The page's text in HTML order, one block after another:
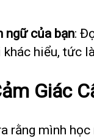
ngữ của bạn:
hiểu, tức
Giác
rằng mình